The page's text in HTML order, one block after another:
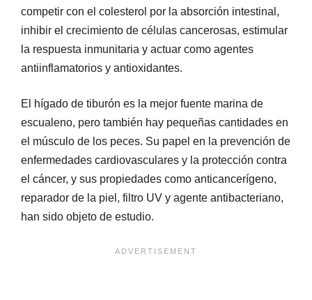
competir con el colesterol por la absorción intestinal,
inhibir el crecimiento de células cancerosas, estimular
la respuesta inmunitaria y actuar como agentes
antiinflamatorios y antioxidantes.
El hígado de tiburón es la mejor fuente marina de
escualeno, pero también hay pequeñas cantidades en
el músculo de los peces. Su papel en la prevención de
enfermedades cardiovasculares y la protección contra
el cáncer, y sus propiedades como anticancerígeno,
reparador de la piel, filtro UV y agente antibacteriano,
han sido objeto de estudio.